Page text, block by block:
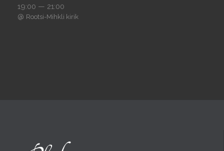
19:00 — 21:00
@ Rootsi-Mihkli kirik